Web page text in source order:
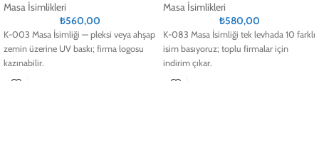
Masa İsimlikleri
₺560,00
K-003 Masa İsimliği — pleksi veya ahşap
zemin üzerine UV baskı; firma logosu
kazınabilir.
Masa İsimlikleri
₺580,00
K-083 Masa İsimliği tek levhada 10 farklı
isim basıyoruz; toplu firmalar için
indirim çıkar.